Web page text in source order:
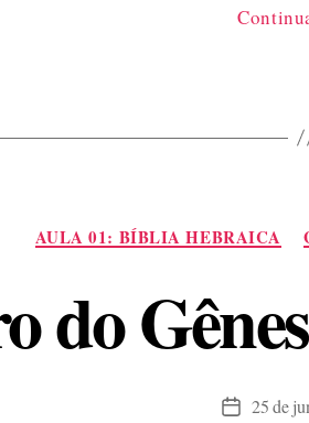
AULA 01: BÍBLIA HEBRAICA
do
Data25 de